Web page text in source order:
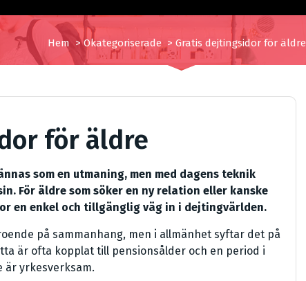
Hem >Okategoriserade > Gratis dejtingsidor för äldre
för äldre
som en utmaning, men med dagens teknik
För äldre som söker en ny relation eller kanske
en enkel och tillgänglig väg in i dejtingvärlden.
på sammanhang, men i allmänhet syftar det på
är ofta kopplat till pensionsålder och en period i
är yrkesverksam.